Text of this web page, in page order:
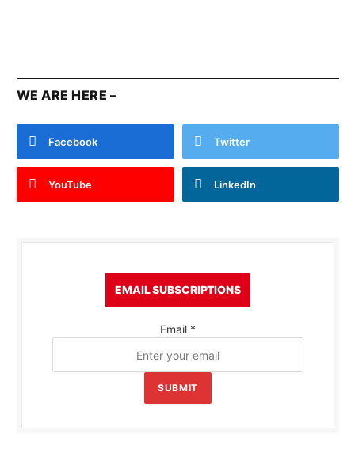
WE ARE HERE –
Facebook Twitter
YouTube LinkedIn
EMAIL SUBSCRIPTIONS
Email *
SUBMIT